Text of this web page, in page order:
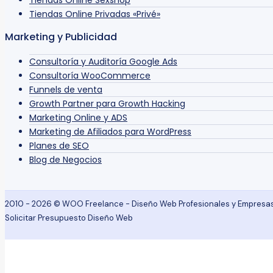
Tiendas Online Privadas «Privé»
Marketing y Publicidad
Consultoría y Auditoría Google Ads
Consultoría WooCommerce
Funnels de venta
Growth Partner para Growth Hacking
Marketing Online y ADS
Marketing de Afiliados para WordPress
Planes de SEO
Blog de Negocios
2010 - 2026 © WOO Freelance - Diseño Web Profesionales y
Solicitar Presupuesto Diseño Web